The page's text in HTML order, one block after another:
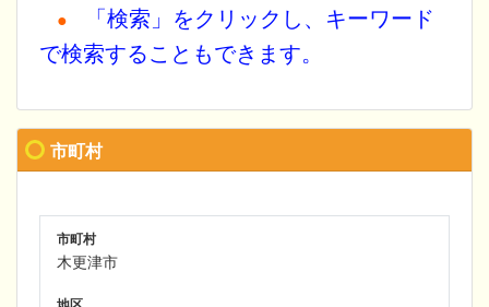
●
「検索」をクリックし、キーワード
で検索することもできます。
市町村
市町村
木更津市